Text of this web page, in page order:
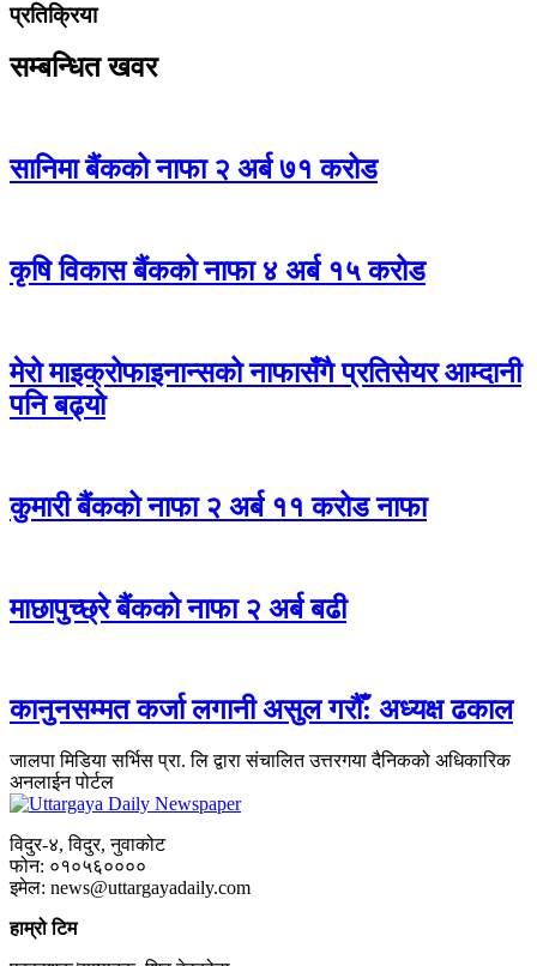
प्रतिक्रिया
सम्बन्धित खवर
सानिमा बैंकको नाफा २ अर्ब ७१ करोड
कृषि विकास बैंकको नाफा ४ अर्ब १५ करोड
मेरो माइक्रोफाइनान्सको नाफासँगै प्रतिसेयर आम्दानी
पनि बढ्यो
कुमारी बैंकको नाफा २ अर्ब ११ करोड नाफा
माछापुच्छ्रे बैंकको नाफा २ अर्ब बढी
कानुनसम्मत कर्जा लगानी असुल गरौँ: अध्यक्ष ढकाल
जालपा मिडिया सर्भिस प्रा. लि द्वारा संचालित उत्तरगया दैनिकको अधिकारिक
अनलाईन पोर्टल
विदुर-४, विदुर, नुवाकोट
फोन: ०१०५६००००
इमेल: news@uttargayadaily.com
हाम्रो टिम